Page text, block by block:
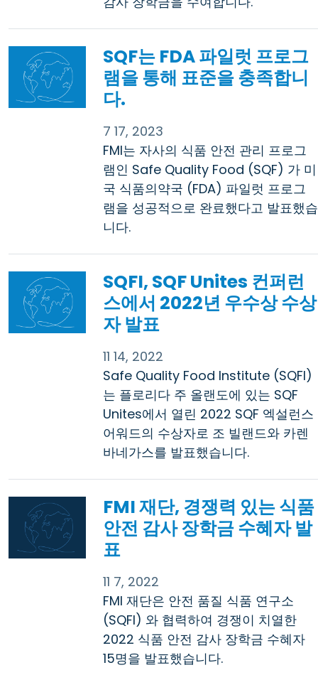
SQF는 FDA 파일럿 프로그
램을 통해 표준을 충족합니
다.
7 17, 2023
FMI는 자사의 식품 안전 관리 프로그
램인 Safe Quality Food (SQF) 가 미
국 식품의약국 (FDA) 파일럿 프로그
램을 성공적으로 완료했다고 발표했습
니다.
SQFI, SQF Unites 컨퍼런
스에서 2022년 우수상 수상
자 발표
11 14, 2022
Safe Quality Food Institute (SQFI)
는 플로리다 주 올랜도에 있는 SQF
Unites에서 열린 2022 SQF 엑설런스
어워드의 수상자로 조 빌랜드와 카렌
바네가스를 발표했습니다.
FMI 재단, 경쟁력 있는 식품
안전 감사 장학금 수혜자 발
표
11 7, 2022
FMI 재단은 안전 품질 식품 연구소
(SQFI) 와 협력하여 경쟁이 치열한
2022 식품 안전 감사 장학금 수혜자
15명을 발표했습니다.